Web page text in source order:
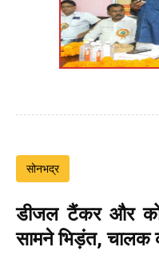
सोनभद्र
डीजल टैंकर और
सामने भिड़ंत, चालक